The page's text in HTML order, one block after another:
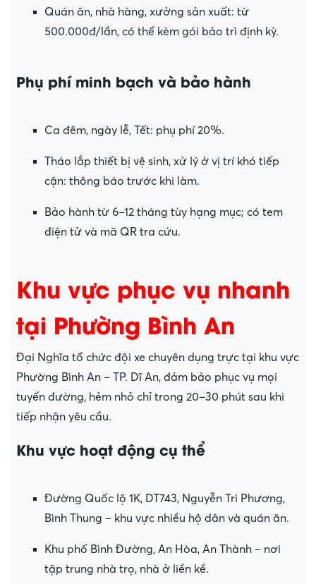
Quán ăn, nhà hàng, xưởng sản xuất: từ
500.000đ/lần, có thể kèm gói bảo trì định kỳ.
Phụ phí minh bạch và bảo hành
Ca đêm, ngày lễ, Tết: phụ phí 20%.
Tháo lắp thiết bị vệ sinh, xử lý ở vị trí khó tiếp
cận: thông báo trước khi làm.
Bảo hành từ 6–12 tháng tùy hạng mục; có tem
điện tử và mã QR tra cứu.
Khu vực phục vụ nhanh
tại Phường Bình An
Đại Nghĩa tổ chức đội xe chuyên dụng trực tại khu vực
Phường Bình An – TP. Dĩ An, đảm bảo phục vụ mọi
tuyến đường, hẻm nhỏ chỉ trong 20–30 phút sau khi
tiếp nhận yêu cầu.
Khu vực hoạt động cụ thể
Đường Quốc lộ 1K, DT743, Nguyễn Tri Phương,
Bình Thung – khu vực nhiều hộ dân và quán ăn.
Khu phố Bình Đường, An Hòa, An Thành – nơi
tập trung nhà trọ, nhà ở liền kề.